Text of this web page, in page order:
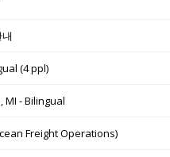
(4 ppl)
MI - Bilingual
Freight Operations)